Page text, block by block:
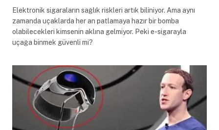
Elektronik sigaraların sağlık riskleri artık biliniyor. Ama aynı
zamanda uçaklarda her an patlamaya hazır bir bomba
olabilecekleri kimsenin aklına gelmiyor. Peki e-sigarayla
uçağa binmek güvenli mi?